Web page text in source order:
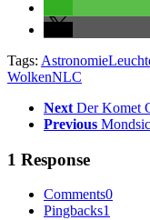
Tags: Astronomie
WolkenNLC
Next Der Komet
Previous
1 Response
Comments0
Pingbacks1